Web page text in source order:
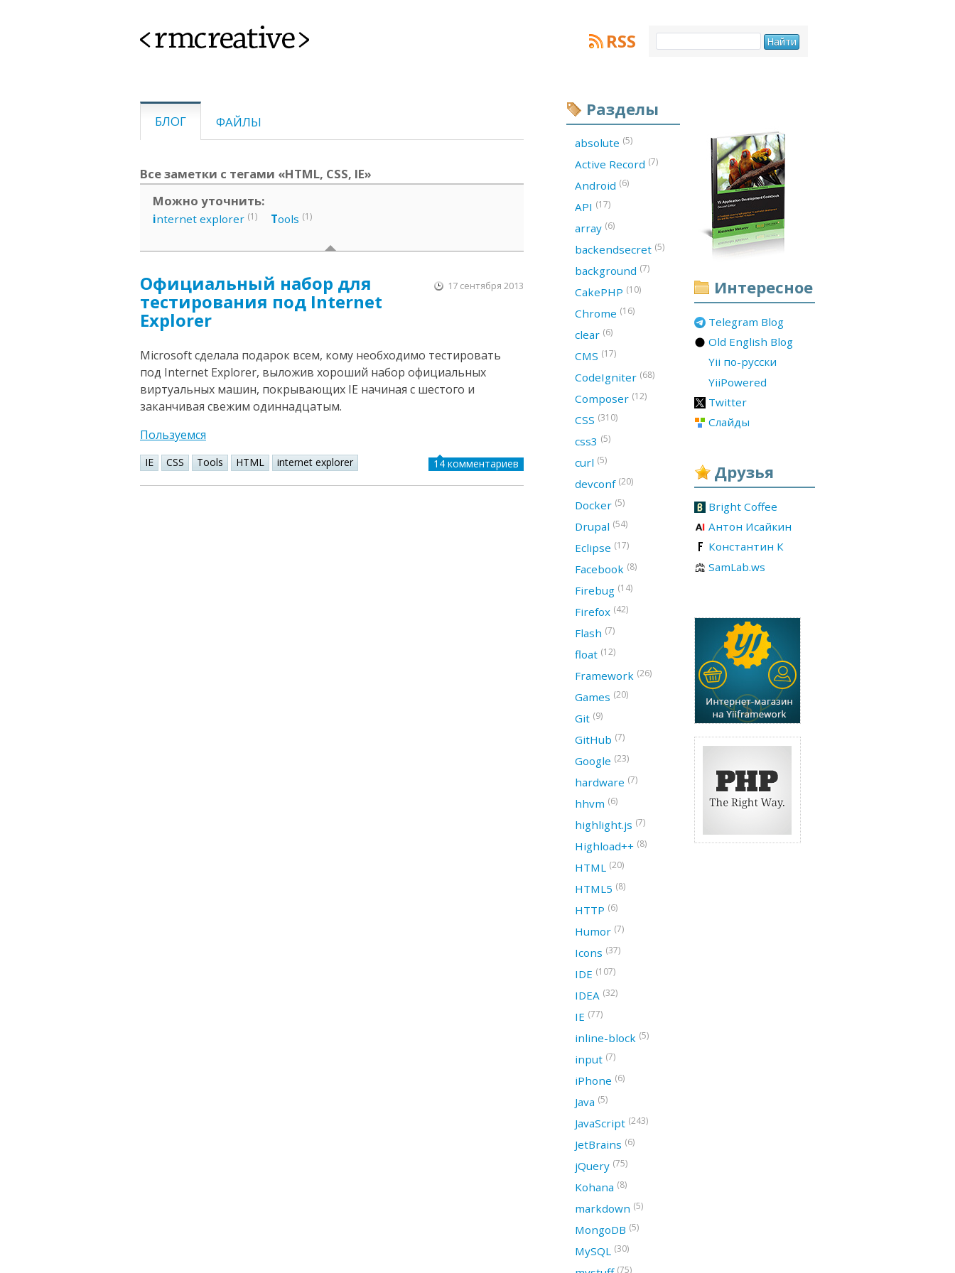
<rmcreative> RSS
БЛОГ ФАЙЛЫ
Все заметки с тегами «HTML, CSS, IE»
Можно уточнить:
internet explorer (1) Tools (1)
Официальный набор для
тестирования под Internet
Explorer
17 сентября 2013
Microsoft сделала подарок всем, кому необходимо тестировать
под Internet Explorer, выложив хороший набор официальных
виртуальных машин, покрывающих IE начиная с шестого и
заканчивая свежим одиннадцатым.
Пользуемся
IE CSS Tools HTML internet explorer 14 комментариев
Интересное
Telegram Blog
Old English Blog
Yii по-русски
YiiPowered
Twitter
Слайды
Друзья
Bright Coffee
Антон Исайкин
Константин К
SamLab.ws
Разделы
absolute (5)
Active Record (7)
Android (6)
API (17)
array (6)
backendsecret (5)
background (7)
CakePHP (10)
Chrome (16)
clear (6)
CMS (17)
CodeIgniter (68)
Composer (12)
CSS (310)
css3 (5)
curl (5)
devconf (20)
Docker (5)
Drupal (54)
Eclipse (17)
Facebook (8)
Firebug (14)
Firefox (42)
Flash (7)
float (12)
Framework (26)
Games (20)
Git (9)
GitHub (7)
Google (23)
hardware (7)
hhvm (6)
highlight.js (7)
Highload++ (8)
HTML (20)
HTML5 (8)
HTTP (6)
Humor (7)
Icons (37)
IDE (107)
IDEA (32)
IE (77)
inline-block (5)
input (7)
iPhone (6)
Java (5)
JavaScript (243)
JetBrains (6)
jQuery (75)
Kohana (8)
markdown (5)
MongoDB (5)
MySQL (30)
(75)